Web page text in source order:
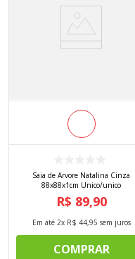
Saia de Arvore Natalina Cinza
88x88x1cm Unico/unico
R$ 89,90
Em até 2x R$ 44,95 sem juros
COMPRAR